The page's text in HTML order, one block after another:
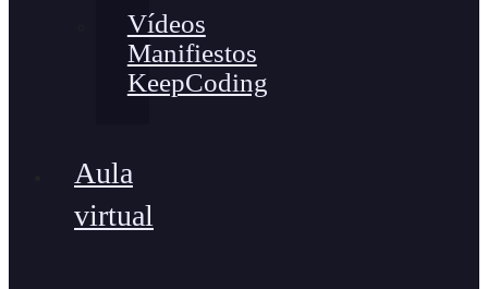
Vídeos
Manifiestos
KeepCoding
Aula
virtual